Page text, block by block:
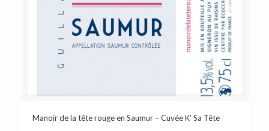
Manoir de la tête rouge en Saumur – Cuvée K’ Sa Tête